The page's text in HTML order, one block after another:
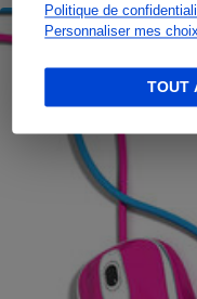
Politique de
Personnaliser mes
TOUT